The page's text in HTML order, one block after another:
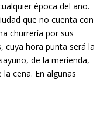
época del año.
que no cuenta con
churrería por sus
cuya hora punta será la
de la merienda,
cena. En algunas